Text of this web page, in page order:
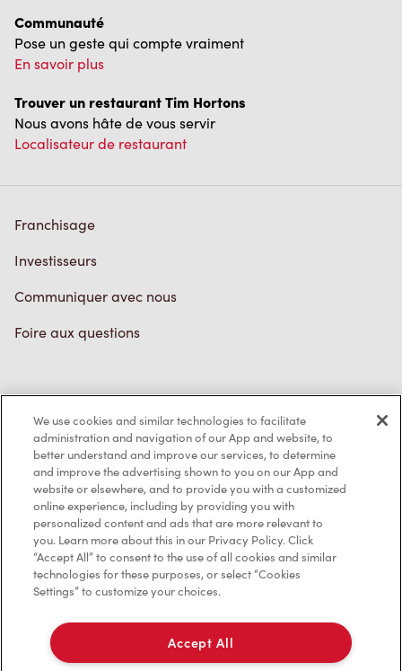
Communauté
Pose un geste qui compte vraiment
En savoir plus
Trouver un restaurant Tim Hortons
Nous avons hâte de vous servir
Localisateur de restaurant
Franchisage
Investisseurs
Communiquer avec nous
Foire aux questions
Politique de confidentialité
Conditions de service
Marques de commerce
Accessibilité
Diagnostic
Contactez-nous
We use cookies and similar technologies to facilitate
administration and navigation of our App and website, to
better understand and improve our services, to determine
and improve the advertising shown to you on our App and
website or elsewhere, and to provide you with a customized
online experience, including by providing you with
personalized content and ads that are more relevant to
you. Learn more about this in our Privacy Policy. Click
“Accept All” to consent to the use of all cookies and similar
technologies for these purposes, or select “Cookies
Settings” to customize your choices.
Accept All